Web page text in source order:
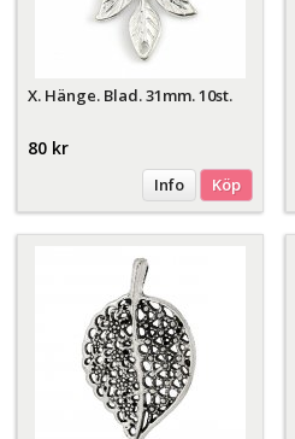
X. Hänge. Blad. 31mm. 10st.
80 kr
Info Köp